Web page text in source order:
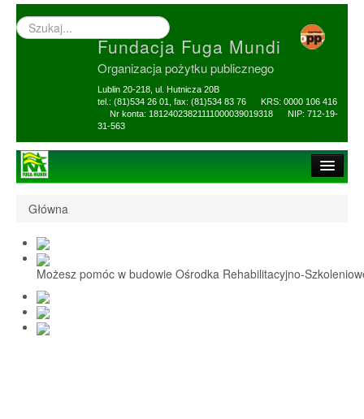
Wyszukiwarka
–
Fundacja Fuga Mundi
Organizacja pożytku publicznego
Lublin 20-218, ul. Hutnicza 20B
tel.: (81)534 26 01, fax: (81)534 83 76 KRS: 0000 106 416
Nr konta: 18124023821111000039019318 NIP: 712-19-
31-563
1,5% i darowizny
Nasi Beneficjenci
Ośrodek Reh-Szkol
Sprawozdania
Główna
Możesz pomóc w budowie Ośrodka Rehabilitacyjno-